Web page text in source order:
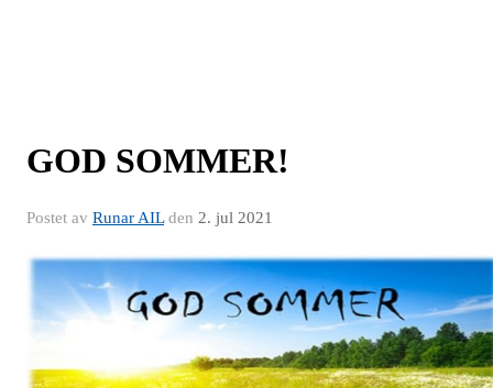
GOD SOMMER!
Postet av Runar AILden 2. jul 2021